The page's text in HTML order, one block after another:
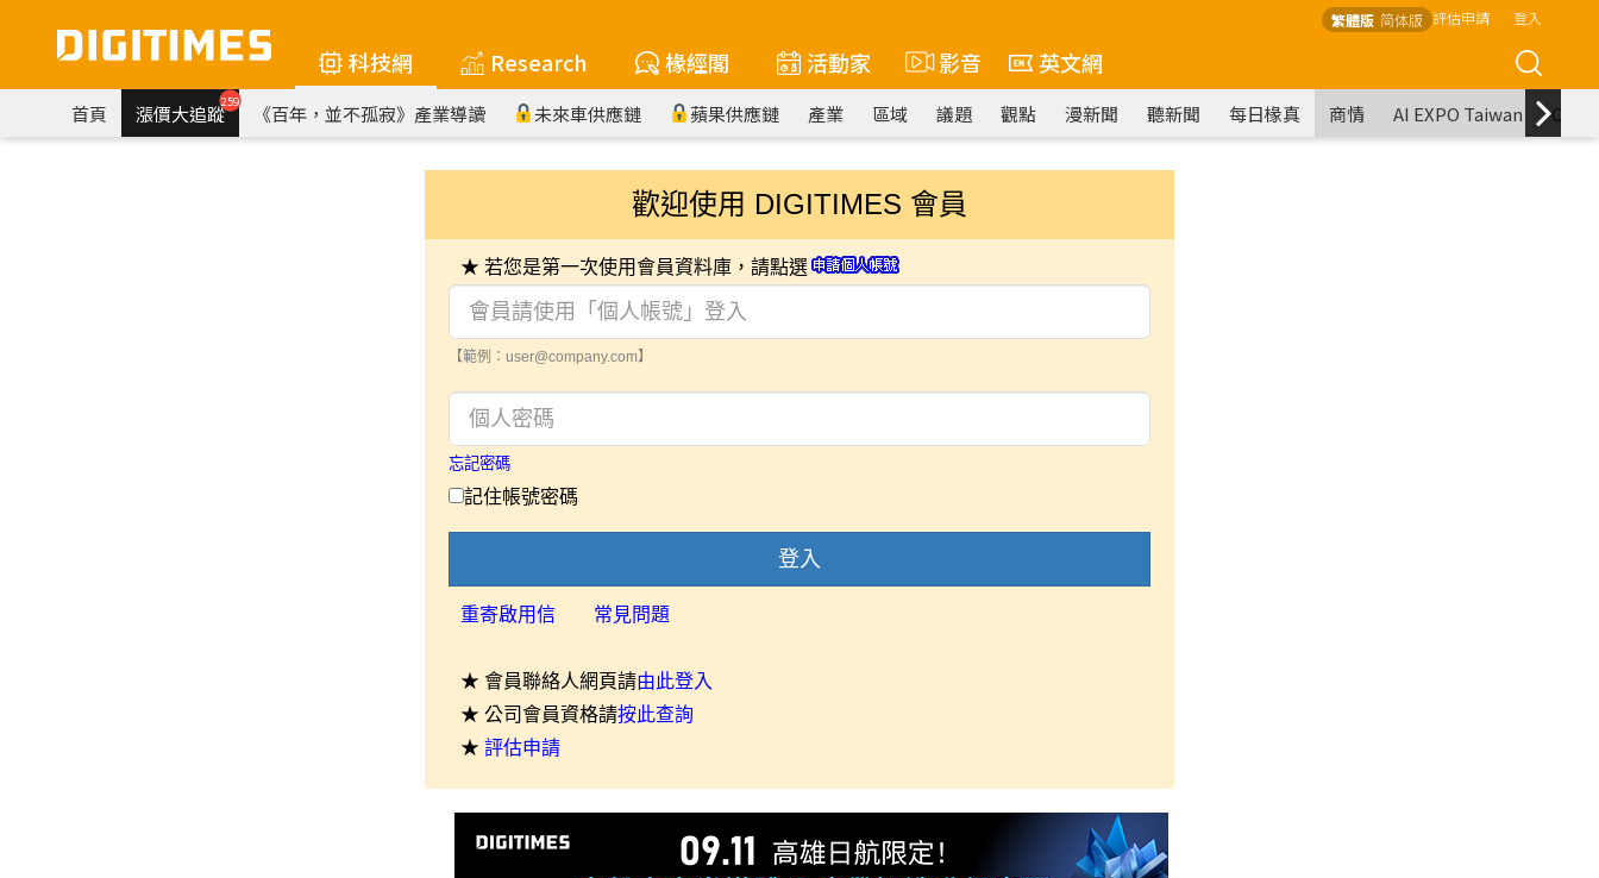
繁體版 简体版 評估申請 登入
科技網 Research 椽經閣 活動家 影音 英文網
首頁 漲價大追蹤259 《百年，並不孤寂》產業導讀 未來車供應鏈 蘋果供應鏈 產業 區域 議題 觀點 漫新聞 聽新聞 每日椽真 商情 AI EXPO Taiwan
歡迎使用 DIGITIMES 會員
★ 若您是第一次使用會員資料庫，請點選
【範例：user@company.com】
忘記密碼
記住帳號密碼
登入
重寄啟用信 常見問題
★ 會員聯絡人網頁請由此登入
★ 公司會員資格請按此查詢
★ 評估申請